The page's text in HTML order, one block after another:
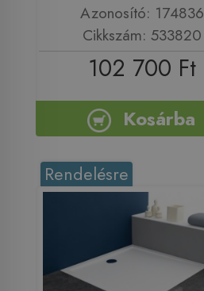
Azonosító: 174836
Cikkszám: 533820
102 700 Ft
Kosárba
Rendelésre